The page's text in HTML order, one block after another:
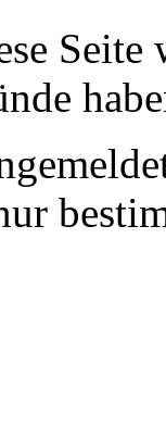
Seite